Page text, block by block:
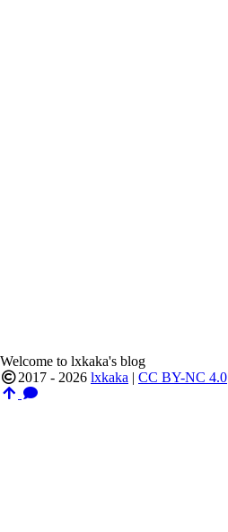
Welcome to lxkaka's blog
2017 - 2026 lxkaka | CC BY-NC 4.0